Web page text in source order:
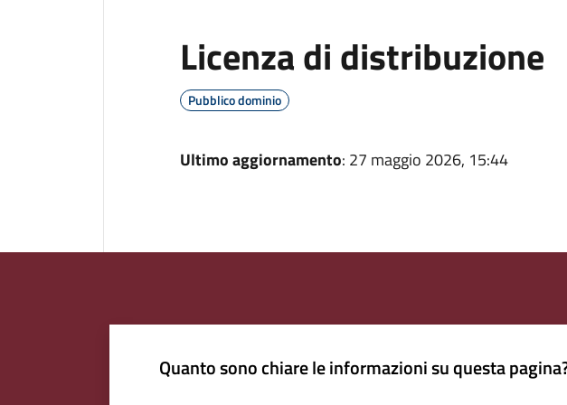
Licenza di distribuzione
Pubblico dominio
Ultimo aggiornamento: 27 maggio 2026, 15:44
Quanto sono chiare le informazioni su questa